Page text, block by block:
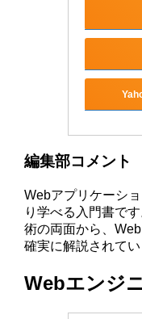
編集部コメント
Webアプリケーシ
り学べる入門書で
術の両面から、
確実に解説されてい
Webエンジ